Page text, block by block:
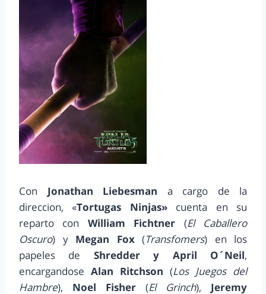
Con Jonathan Liebesman a cargo de la
direccion, «Tortugas Ninjas»cuenta en su
reparto con William Fichtner (El Caballero
Oscuro) y Megan Fox (Transfomers) en los
papeles de Shredder y April O´Neil,
encargandose Alan Ritchson (Los Juegos del
Hambre), Noel Fisher (El Grinch), Jeremy